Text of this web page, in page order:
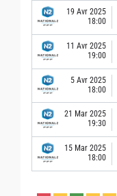
19 Avr 2025
18:00
11 Avr 2025
19:00
5 Avr 2025
18:00
21 Mar 2025
19:30
15 Mar 2025
18:00